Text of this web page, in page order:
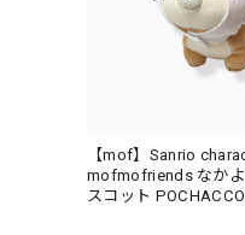
【mof】Sanrio
mofmofriends なか
スコット